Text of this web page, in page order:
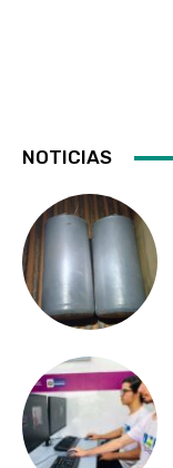
NOTICIAS